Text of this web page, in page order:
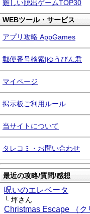
難しい脱出ゲームTOP30
WEBツール・サービス
アプリ攻略 AppGames
郵便番号検索|ゆうびん君
マイページ
掲示板ご利用ルール
当サイトについて
タレコミ・お問い合わせ
最近の攻略/質問/感想
呪いのエレベータ
└ 坪さん
Christmas Escape （ク